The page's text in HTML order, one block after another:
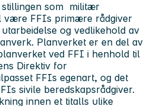
som militær
være FFIs primære rådgiver
og vedlikehold av
Planverket er en del av
ved FFI i henhold til
Direktiv for
FFIs egenart, og det
sivile beredskapsrådgiver.
innen et titalls ulike